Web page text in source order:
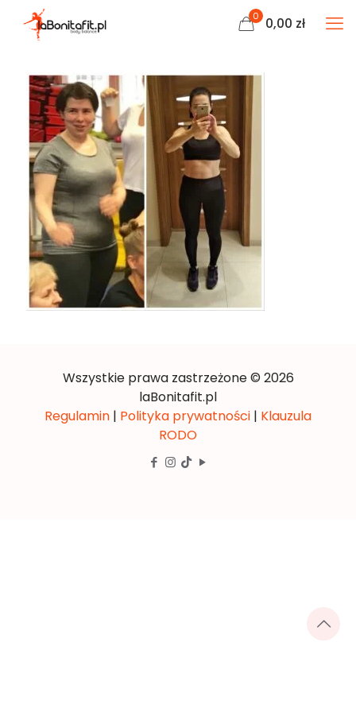
0 0,00 zł
Wszystkie prawa zastrzeżone © 2026
laBonitafit.pl
Regulamin | Polityka prywatności | Klauzula
RODO